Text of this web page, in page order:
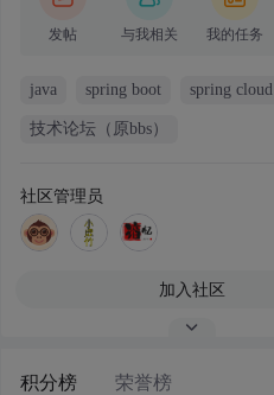
发帖 与我相关 我的任务
java spring boot spring cloud
技术论坛（原bbs）
社区管理员
加入社区
积分榜 荣誉榜